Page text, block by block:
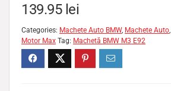
139.95 lei
Categories: Machete Auto BMW, Machete Auto,
Motor Max Tag: Machetă BMW M3 E92